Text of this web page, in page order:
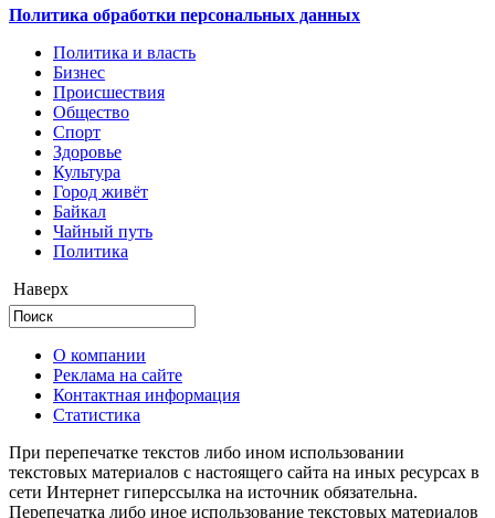
Политика обработки персональных данных
Политика и власть
Бизнес
Происшествия
Общество
Cпорт
Здоровье
Культура
Город живёт
Байкал
Чайный путь
Политика
Наверх
О компании
Реклама на сайте
Контактная информация
Статистика
При перепечатке текстов либо ином использовании
текстовых материалов с настоящего сайта на иных ресурсах в
сети Интернет гиперссылка на источник обязательна.
Перепечатка либо иное использование текстовых материалов